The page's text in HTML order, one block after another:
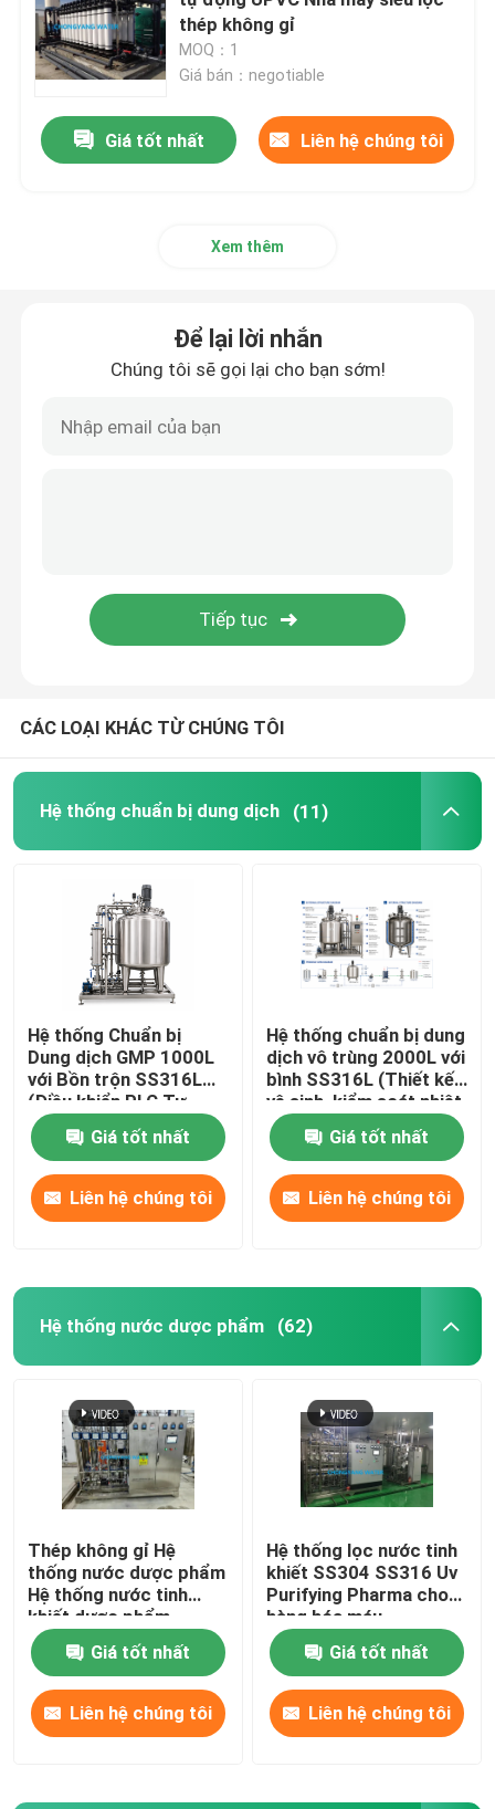
Hệ thống nước dược phẩm
Hệ thống Chưng cất Đa tác dụng (MED)
Hệ thống nước siêu tinh khiết (UPW) cấp điện tử
Hệ thống RO năng lượng mặt trời di động
Thiết bị trao đổi nhiệt dược phẩm
linh kiện xử lý nước
thép không gỉ
MOQ：1
Giá bán：negotiable
Giá tốt nhất Liên hệ chúng tôi
Xem thêm
Để lại lời nhắn
Chúng tôi sẽ gọi lại cho bạn sớm!
CÁC LOẠI KHÁC TỪ CHÚNG TÔI
Hệ thống chuẩn bị dung dịch (11)
Hệ thống Chuẩn bị
Dung dịch GMP 1000L
với Bồn trộn SS316L
(Điều khiển PLC Tự
động, Sẵn sàng CIP)
Giá tốt nhất
Liên hệ chúng tôi
Hệ thống chuẩn bị dung
dịch vô trùng 2000L với
bình SS316L (Thiết kế
vệ sinh, kiểm soát nhiệt
độ)
Giá tốt nhất
Liên hệ chúng tôi
Hệ thống nước dược phẩm (62)
Thép không gỉ Hệ
thống nước dược phẩm
Hệ thống nước tinh
khiết dược phẩm
Giá tốt nhất
Liên hệ chúng tôi
Hệ thống lọc nước tinh
khiết SS304 SS316 Uv
Purifying Pharma cho
hàng hóa máu
Giá tốt nhất
Liên hệ chúng tôi